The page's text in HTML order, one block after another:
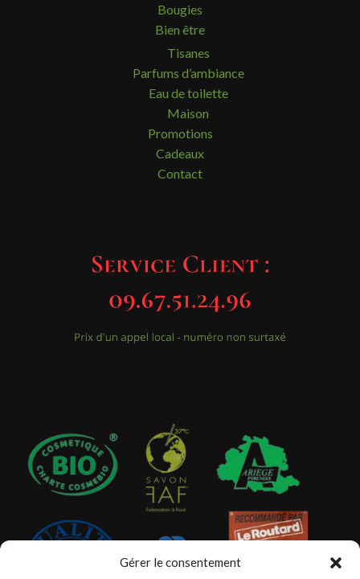
Gérer le consentement
Bougies
Bien être
Tisanes
Parfums d’ambiance
Eau de toilette
Maison
Promotions
Cadeaux
Contact